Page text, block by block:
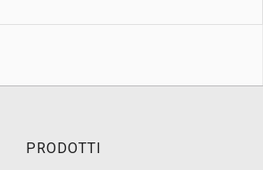
PRODOTTI